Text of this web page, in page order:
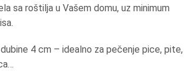
sa roštilja u Vašem domu, uz minimum
4 cm – idealno za pečenje pice, pite,